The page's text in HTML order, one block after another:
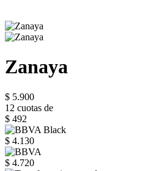
Zanaya
$ 5.900
12 cuotas de
$ 492
$ 4.130
$ 4.720